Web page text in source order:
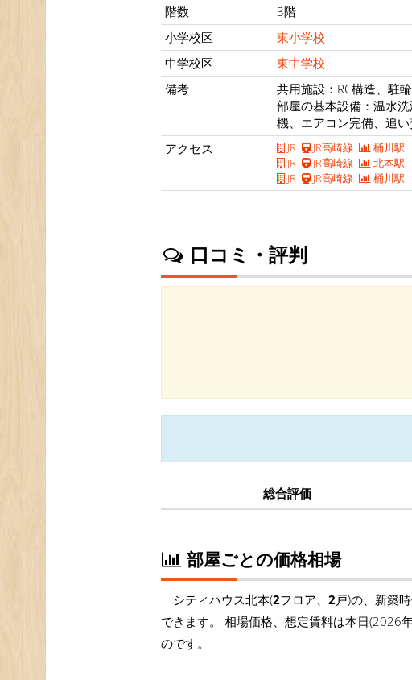
階数
3階
小学校区
東小学校
中学校区
東中学校
備考
共用施設：RC構造、駐
部屋の基本設備：温水
機、エアコン完備、追
アクセス
JR JR高崎線 桶川駅
JR
JR高崎線 北本駅
JR
JR高崎線 桶川駅
口コミ・評判
総合評価
部屋ごとの価格相場
シティハウス北本(2フロア、 2 戸)の、新築
できます。 相場価格、想定賃料は本日(2026
のです。